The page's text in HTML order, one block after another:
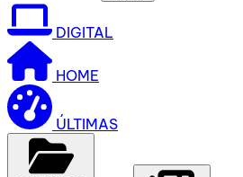
DIGITAL
HOME
ÚLTIMAS